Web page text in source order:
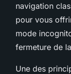
navigation
pour vous
mode
fermeture de
Une des